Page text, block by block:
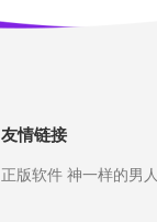
友情链接
正版软件 神一样的男人